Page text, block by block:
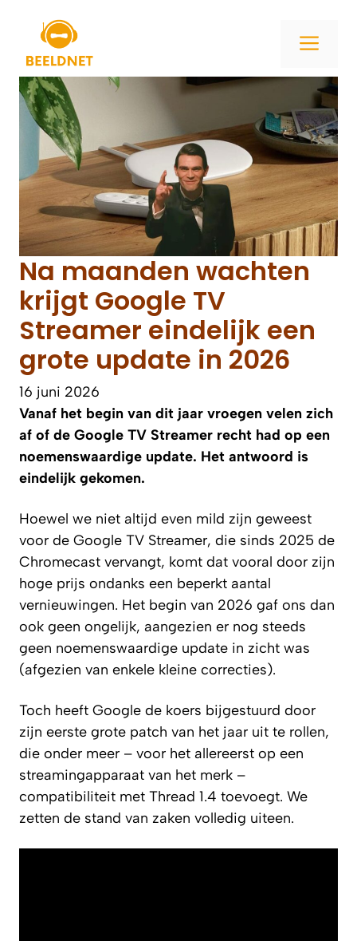
inhoud
Na maanden wachten
krijgt Google TV
Streamer eindelijk een
grote update in 2026
16 juni 2026
Vanaf het begin van dit jaar vroegen velen zich
af of de Google TV Streamer recht had op een
noemenswaardige update. Het antwoord is
eindelijk gekomen.
Hoewel we niet altijd even mild zijn geweest
voor de Google TV Streamer, die sinds 2025 de
Chromecast vervangt, komt dat vooral door zijn
hoge prijs ondanks een beperkt aantal
vernieuwingen. Het begin van 2026 gaf ons dan
ook geen ongelijk, aangezien er nog steeds
geen noemenswaardige update in zicht was
(afgezien van enkele kleine correcties).
Toch heeft Google de koers bijgestuurd door
zijn eerste grote patch van het jaar uit te rollen,
die onder meer – voor het allereerst op een
streamingapparaat van het merk –
compatibiliteit met Thread 1.4 toevoegt. We
zetten de stand van zaken volledig uiteen.